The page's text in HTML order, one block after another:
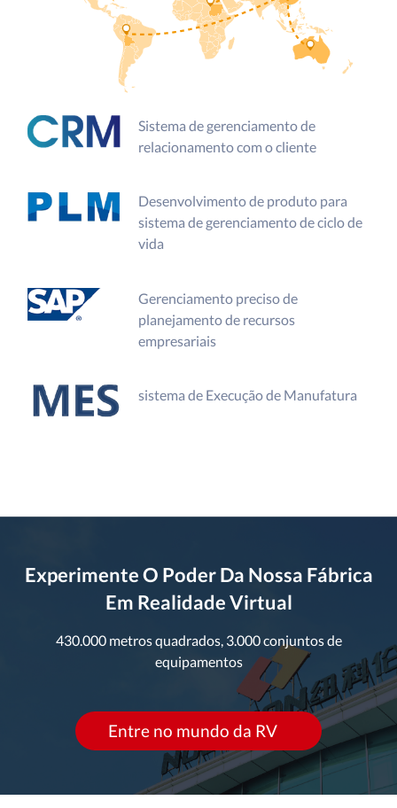
Sistema de gerenciamento de
relacionamento com o cliente
Desenvolvimento de produto para
sistema de gerenciamento de ciclo de
vida
Gerenciamento preciso de
planejamento de recursos
empresariais
sistema de Execução de Manufatura
Experimente O Poder Da Nossa Fábrica
Em Realidade Virtual
430.000 metros quadrados, 3.000 conjuntos de
equipamentos
Entre no mundo da RV